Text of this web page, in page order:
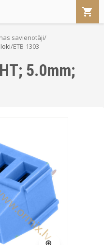
savienotāji/
/ETB-1303
5.0mm;